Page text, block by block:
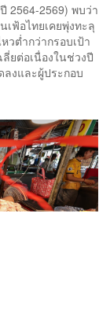
2564-2569) พบว่า
เฟ้อไทยเคยพุ่งทะลุ
วต่ำกว่ากรอบเป้า
ยต่อเนื่องในช่วงปี
ลงและผู้ประกอบ